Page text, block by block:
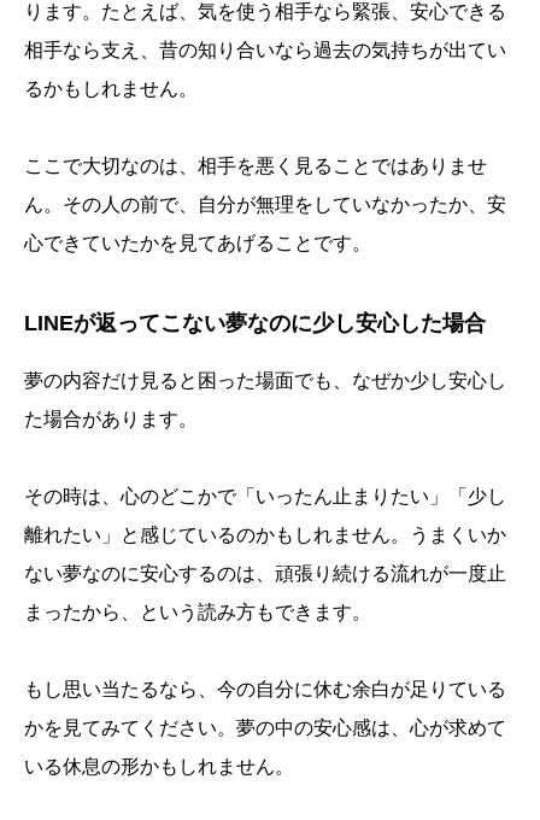
ります。たとえば、気を使う相手なら緊張、安心できる
相手なら支え、昔の知り合いなら過去の気持ちが出てい
るかもしれません。
ここで大切なのは、相手を悪く見ることではありませ
ん。その人の前で、自分が無理をしていなかったか、安
心できていたかを見てあげることです。
LINEが返ってこない夢なのに少し安心した場合
夢の内容だけ見ると困った場面でも、なぜか少し安心し
た場合があります。
その時は、心のどこかで「いったん止まりたい」「少し
離れたい」と感じているのかもしれません。うまくいか
ない夢なのに安心するのは、頑張り続ける流れが一度止
まったから、という読み方もできます。
もし思い当たるなら、今の自分に休む余白が足りている
かを見てみてください。夢の中の安心感は、心が求めて
いる休息の形かもしれません。